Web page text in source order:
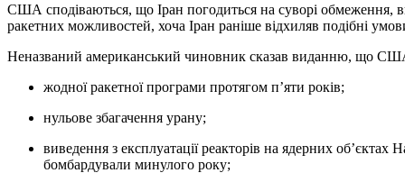
США сподіваються, що Іран погодиться на суворі обмеження,
ракетних можливостей, хоча Іран раніше відхиляв подібні
Неназваний американський чиновник сказав виданню, що США
жодної ракетної програми протягом п’яти років;
нульове збагачення урану;
виведення з експлуатації реакторів на ядерних об’єктах Натанз, Ісфахан та Фордо, які США та Ізраїль
бомбардували минулого року;